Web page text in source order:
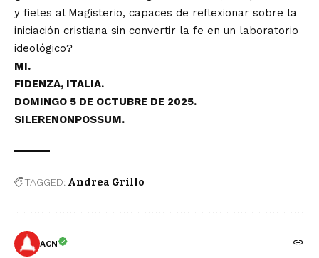
y fieles al Magisterio, capaces de reflexionar sobre la
iniciación cristiana sin convertir la fe en un laboratorio
ideológico?
MI.
FIDENZA, ITALIA.
DOMINGO 5 DE OCTUBRE DE 2025.
SILERENONPOSSUM.
TAGGED: Andrea Grillo
ACN